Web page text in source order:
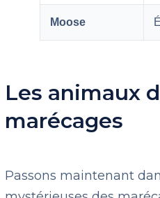
Moose
Les animaux
marécages
Passons maintenant